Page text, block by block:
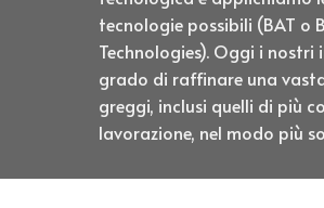
tecnologie possibili (BAT o
Technologies). Oggi i
grado di raffinare una
greggi, inclusi quelli di più
lavorazione, nel modo più